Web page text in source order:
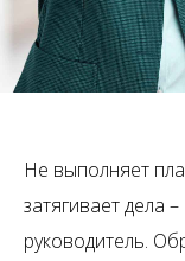
Не выполняет
затягивает дела
руководитель.